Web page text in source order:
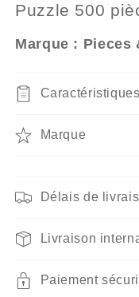
Pièces
&amp;
Dans
Serre
Dans
Puzzle 500
Marque : Pieces
Marque
Délais de
Livraison
Paiement